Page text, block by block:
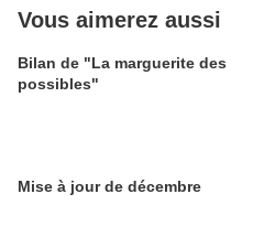
Vous aimerez aussi
Bilan de "La marguerite des
possibles"
Mise à jour de décembre